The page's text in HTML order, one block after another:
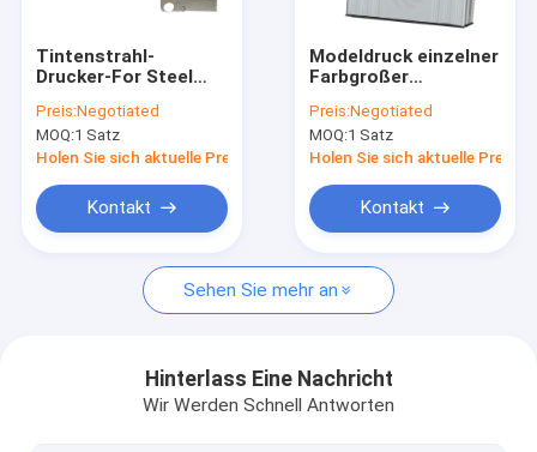
Fordern Sie ein Zitat
Handtintenstrahldrucker
Industrieller Tintenstrahl-Drucker
Kodierungsund Markierungsmaschine
Tintenstrahl-
Drucker-For Steel
D32L großes
Charakter-120mm
automatisches
Preis:Negotiated
MOQ:1 Satz
Holen Sie sich aktuelle Preis
Kontakt
Modeldruck einzelner
Farbgroßer
Tintenstrahl-
Drucker-For AAC
Preis:Negotiated
MOQ:1 Satz
Holen Sie sich aktuelle Preis
Kontakt
Sehen Sie mehr an
Hinterlass Eine Nachricht
Wir Werden Schnell Antworten